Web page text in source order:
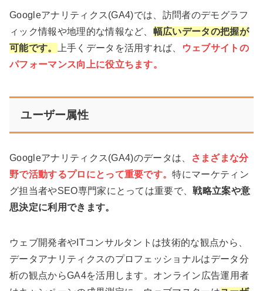
Googleアナリティクス(GA4)では、訪問者のデモグラフ
ィック情報や地理的な情報など、 幅広いデータの把握が
可能です。
上手くデータを活用すれば、
ウェブサイトの
パフォーマンス向上に役立ちます。
ユーザー属性
Googleアナリティクス(GA4)のデータは、
さまざまな分
野で活動するプロにとって重要です。特にマーケティン
グ担当者やSEO専門家にとっては重要で、戦略立案や意
思決定に利用できます。
ウェブ開発者やITコンサルタントは技術的な観点から、
データアナリティクスのプロフェッショナルはデータ分
析の観点からGA4を活用します。オンライン広告運用者